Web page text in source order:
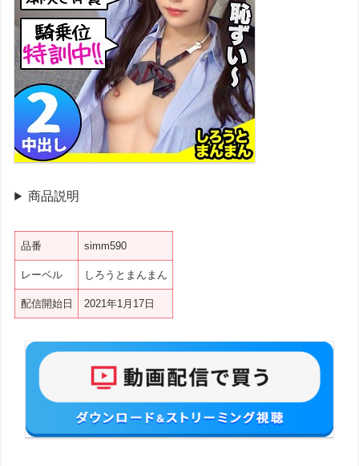
商品説明
品番 simm590
レーベル しろうとまんまん
配信開始日 2021年1月17日